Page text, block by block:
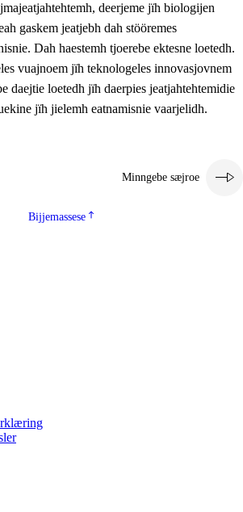
eadtjohkevoete jïh
jïh byjresegoerkesevoete
jïh meatanårrome
deerjeme jïh biologijen
gaskem jeatjebh dah stööremes
Dah haestemh tjoerebe ektesne loetedh.
vuajnoem jïh teknologeles innovasjovnem
daejtie loetedh jïh daerpies jeatjahtehtemidie
jïh jielemh eatnamisnie vaarjelidh.
Minngebe sæjroe
Bijjemassese